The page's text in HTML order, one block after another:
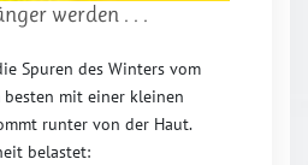
werden . . .
Spuren des Winters vom
besten mit einer kleinen
runter von der Haut.
belastet: